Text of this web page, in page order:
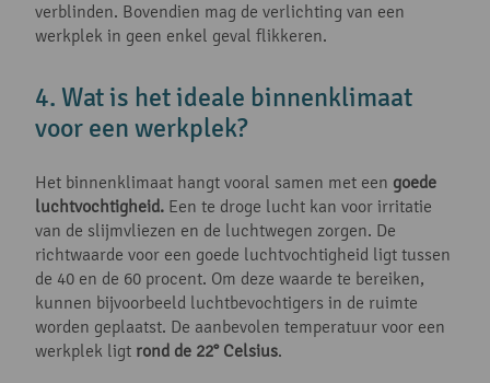
verblinden. Bovendien mag de verlichting van een
werkplek in geen enkel geval flikkeren.
4. Wat is het ideale binnenklimaat
voor een werkplek?
Het binnenklimaat hangt vooral samen met een goede
luchtvochtigheid. Een te droge lucht kan voor irritatie
van de slijmvliezen en de luchtwegen zorgen. De
richtwaarde voor een goede luchtvochtigheid ligt tussen
de 40 en de 60 procent. Om deze waarde te bereiken,
kunnen bijvoorbeeld luchtbevochtigers in de ruimte
worden geplaatst. De aanbevolen temperatuur voor een
werkplek ligt rond de 22° Celsius.